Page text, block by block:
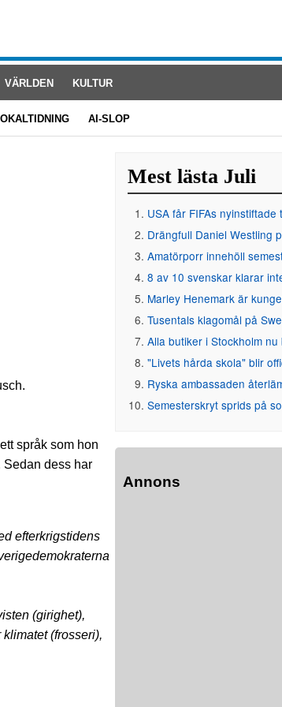
VÄRLDEN KULTUR
AI-SLOP
språk som hon
Sedan dess har
efterkrigstidens
(girighet),
(frosseri),
Mest lästa Juli
USA får FIFAs nyinstiftade
Drängfull Daniel Westling
Amatörporr innehöll
8 av 10 svenskar klarar
Marley Henemark är
Tusentals klagomål på
Alla butiker i Stockholm
"Livets hårda skola" blir
Ryska ambassaden
Semesterskryt sprids på
Annons